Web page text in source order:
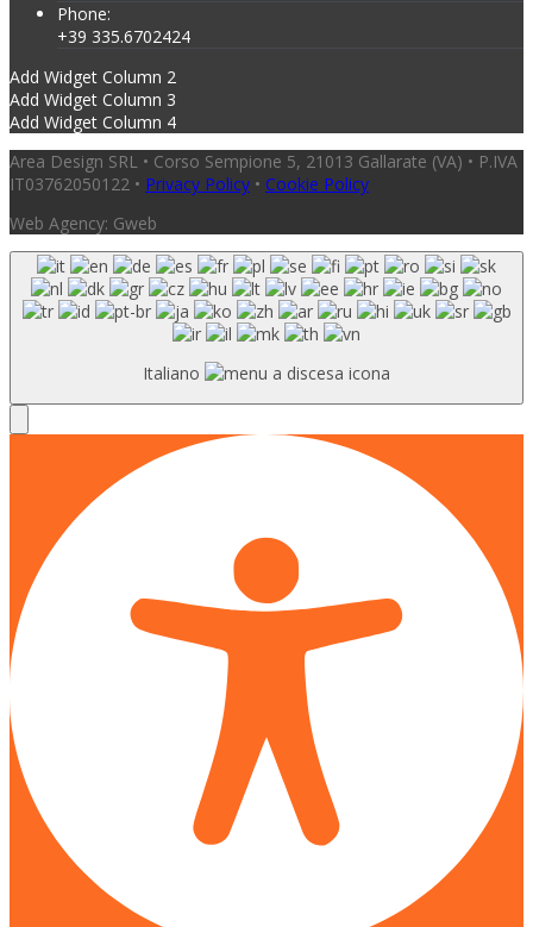
Phone:
+39 335.6702424
Add Widget Column 2
Add Widget Column 3
Add Widget Column 4
Area Design SRL • Corso Sempione 5, 21013 Gallarate (VA) • P.IVA
IT03762050122 • Privacy Policy • Cookie Policy
Web Agency: Gweb
Italiano